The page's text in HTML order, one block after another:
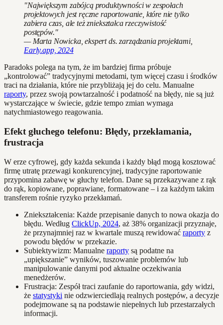
"Największym zabójcą produktywności w zespołach
projektowych jest ręczne raportowanie, które nie tylko
zabiera czas, ale też zniekształca rzeczywistość
postępów."
— Marta Nowicka, ekspert ds. zarządzania projektami,
Early.app, 2024
Paradoks polega na tym, że im bardziej firma próbuje
„kontrolować” tradycyjnymi metodami, tym więcej czasu i środków
traci na działania, które nie przybliżają jej do celu. Manualne
raporty, przez swoją powtarzalność i podatność na błędy, nie są już
wystarczające w świecie, gdzie tempo zmian wymaga
natychmiastowego reagowania.
Efekt głuchego telefonu: Błędy, przekłamania,
frustracja
W erze cyfrowej, gdy każda sekunda i każdy błąd mogą kosztować
firmę utratę przewagi konkurencyjnej, tradycyjne raportowanie
przypomina zabawę w głuchy telefon. Dane są przekazywane z rąk
do rąk, kopiowane, poprawiane, formatowane – i za każdym takim
transferem rośnie ryzyko przekłamań.
Zniekształcenia: Każde przepisanie danych to nowa okazja do
błędu. Według ClickUp, 2024, aż 38% organizacji przyznaje,
że przynajmniej raz w kwartale muszą rewidować raporty z
powodu błędów w przekazie.
Subiektywizm: Manualne raporty są podatne na
„upiększanie” wyników, tuszowanie problemów lub
manipulowanie danymi pod aktualne oczekiwania
menedżerów.
Frustracja: Zespół traci zaufanie do raportowania, gdy widzi,
że statystyki nie odzwierciedlają realnych postępów, a decyzje
podejmowane są na podstawie niepełnych lub przestarzałych
informacji.